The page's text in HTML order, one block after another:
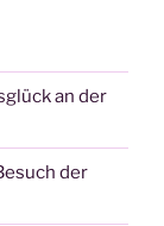
an der
der